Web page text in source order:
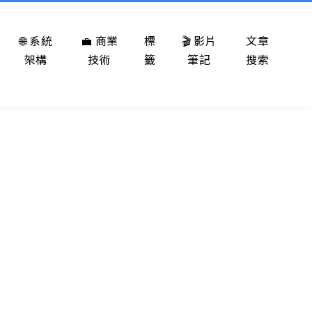
🌐 系統
架構
💼 商業
技術
標
籤
🎬 影片
筆記
文章
搜索